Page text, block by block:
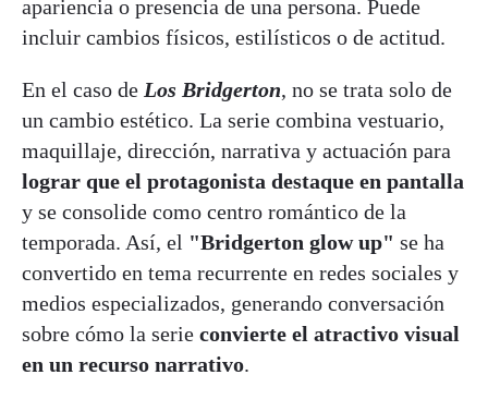
apariencia o presencia de una persona. Puede
incluir cambios físicos, estilísticos o de actitud.
En el caso de Los Bridgerton, no se trata solo de
un cambio estético. La serie combina vestuario,
maquillaje, dirección, narrativa y actuación para
lograr que el protagonista destaque en pantalla
y se consolide como centro romántico de la
temporada. Así, el "Bridgerton glow up" se ha
convertido en tema recurrente en redes sociales y
medios especializados, generando conversación
sobre cómo la serie convierte el atractivo visual
en un recurso narrativo.